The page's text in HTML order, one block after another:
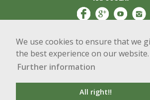
We use cookies to ensure that we
the best experience on our website.
Further information
All right!!
Copyright © 2020 BME
1111 Budapest, Műegyetem